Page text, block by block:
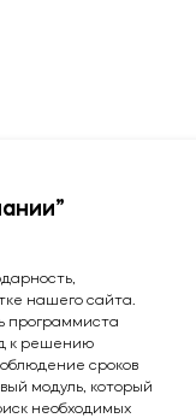
нашего сайта.
к решению
модуль, который